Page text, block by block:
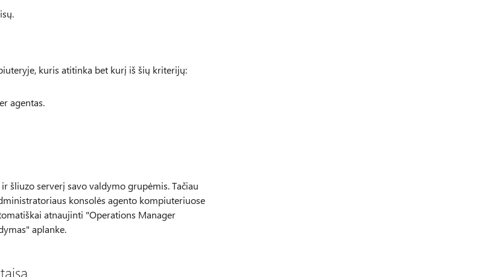
kuris atitinka bet kurį iš šių kriterijų:
agentas.
šliuzo serverį savo valdymo grupėmis. Tačiau
konsolės agento kompiuteriuose
atnaujinti "Operations Manager
aplanke.